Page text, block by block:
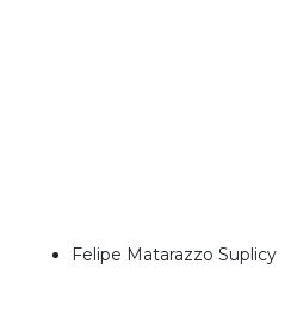
Felipe Matarazzo Suplicy